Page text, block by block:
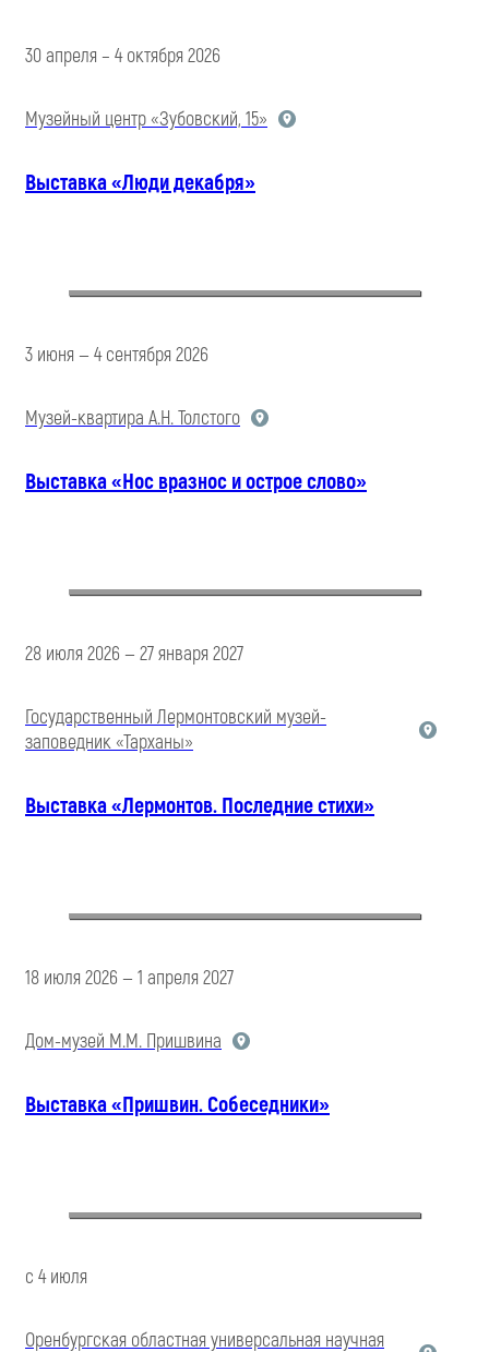
30 апреля – 4 октября 2026
Музейный центр «Зубовский, 15»
Выставка «Люди декабря»
3 июня — 4 сентября 2026
Музей-квартира А.Н. Толстого
Выставка «Нос вразнос и острое слово»
28 июля 2026 — 27 января 2027
Государственный Лермонтовский музей-
заповедник «Тарханы»
Выставка «Лермонтов. Последние стихи»
18 июля 2026 — 1 апреля 2027
Дом-музей М.М. Пришвина
Выставка «Пришвин. Собеседники»
с 4 июля
Оренбургская областная универсальная научная